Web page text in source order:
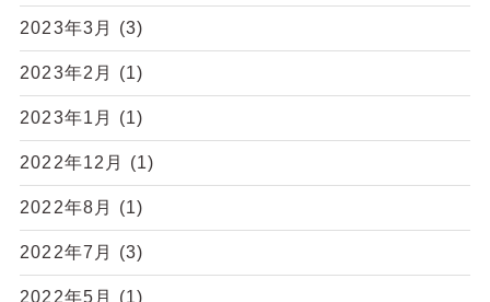
2023年3月 (3)
2023年2月 (1)
2023年1月 (1)
2022年12月 (1)
2022年8月 (1)
2022年7月 (3)
2022年5月 (1)